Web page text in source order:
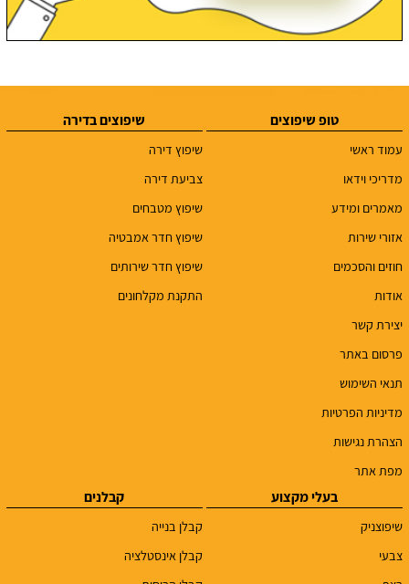
טופ שיפוצים
עמוד ראשי
מדריכי וידאו
מאמרים ומידע
אזורי שירות
חוזים והסכמים
אודות
יצירת קשר
פרסום באתר
תנאי השימוש
מדיניות הפרטיות
הצהרת נגישות
מפת אתר
שיפוצים בדירה
שיפוץ דירה
צביעת דירה
שיפוץ מטבחים
שיפוץ חדר אמבטיה
שיפוץ חדר שירותים
התקנת מקלחונים
בעלי מקצוע
שיפוצניק
צבעי
קבלנים
קבלן בנייה
קבלן אינסטלציה